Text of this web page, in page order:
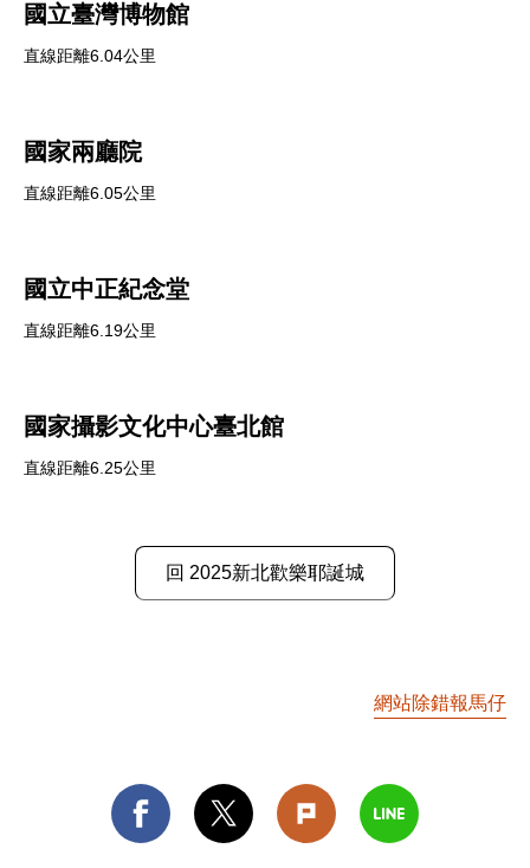
國立臺灣博物館
直線距離6.04公里
國家兩廳院
直線距離6.05公里
國立中正紀念堂
直線距離6.19公里
國家攝影文化中心臺北館
直線距離6.25公里
回 2025新北歡樂耶誕城
網站除錯報馬仔